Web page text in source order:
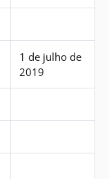
1 de julho de
2019